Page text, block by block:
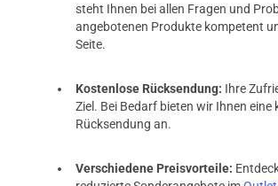
steht Ihnen bei allen Fragen und
angebotenen Produkte kompetent
Seite.
Kostenlose Rücksendung: Ihre
Ziel. Bei Bedarf bieten wir Ihnen eine
Rücksendung an.
Verschiedene Preisvorteile: